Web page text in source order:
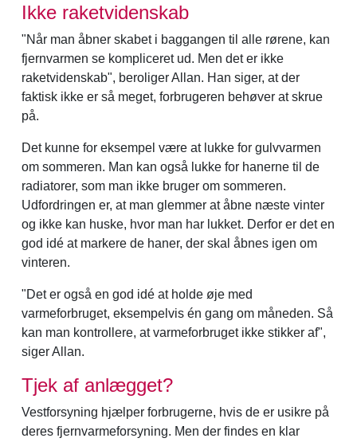
Ikke raketvidenskab
"Når man åbner skabet i baggangen til alle rørene, kan
fjernvarmen se kompliceret ud. Men det er ikke
raketvidenskab", beroliger Allan. Han siger, at der
faktisk ikke er så meget, forbrugeren behøver at skrue
på.
Det kunne for eksempel være at lukke for gulvvarmen
om sommeren. Man kan også lukke for hanerne til de
radiatorer, som man ikke bruger om sommeren.
Udfordringen er, at man glemmer at åbne næste vinter
og ikke kan huske, hvor man har lukket. Derfor er det en
god idé at markere de haner, der skal åbnes igen om
vinteren.
"Det er også en god idé at holde øje med
varmeforbruget, eksempelvis én gang om måneden. Så
kan man kontrollere, at varmeforbruget ikke stikker af",
siger Allan.
Tjek af anlægget?
Vestforsyning hjælper forbrugerne, hvis de er usikre på
deres fjernvarmeforsyning. Men der findes en klar